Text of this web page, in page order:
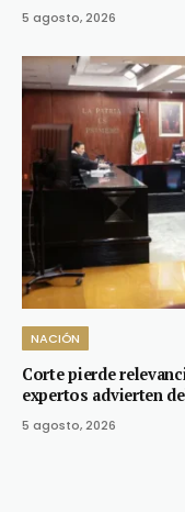
5 agosto, 2026
NACIÓN
Corte pierde
expertos advierten
5 agosto, 2026